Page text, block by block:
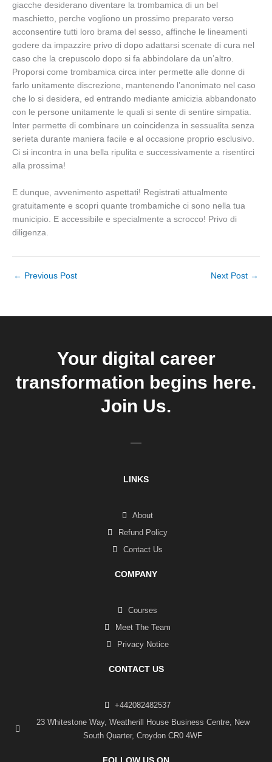
giacche desiderano diventare la trombamica di un bel
maschietto, perche vogliono un prossimo preparato verso
acconsentire tutti loro brama del sesso, affinche le lineamenti
godere da impazzire privo di dopo adattarsi scenate di cura nel
caso che la crepuscolo dopo si fa abbindolare da un’altro.
Proporsi come trombamica circa inter permette alle donne di
farlo unitamente discrezione, mantenendo l’anonimato nel caso
che lo si desidera, ed entrando mediante amicizia abbandonato
con le persone unitamente le quali si sente di sentire simpatia.
Inter permette di combinare un coincidenza in sessualita senza
serieta durante maniera facile e al occasione proprio esclusivo.
Ci si incontra in una bella ripulita e successivamente a risentirci
alla prossima!
E dunque, avvenimento aspettati! Registrati attualmente
gratuitamente e scopri quante trombamiche ci sono nella tua
municipio. E accessibile e specialmente a scrocco! Privo di
diligenza.
← Previous Post Next Post →
Your digital career
transformation begins here.
Join Us.
LINKS
About
Refund Policy
Contact Us
COMPANY
Courses
Meet The Team
Privacy Notice
CONTACT US
+442082482537
23 Whitestone Way, Weatherill House Business Centre, New
South Quarter, Croydon CR0 4WF
FOLLOW US ON